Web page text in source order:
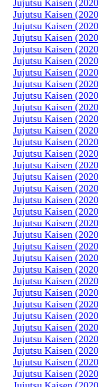
Jujutsu Kaisen
Jujutsu Kaisen
Jujutsu Kaisen
Jujutsu Kaisen
Jujutsu Kaisen
Jujutsu Kaisen
Jujutsu Kaisen
Jujutsu Kaisen
Jujutsu Kaisen
Jujutsu Kaisen
Jujutsu Kaisen
Jujutsu Kaisen
Jujutsu Kaisen
Jujutsu Kaisen
Jujutsu Kaisen
Jujutsu Kaisen
Jujutsu Kaisen
Jujutsu Kaisen
Jujutsu Kaisen
Jujutsu Kaisen
Jujutsu Kaisen
Jujutsu Kaisen
Jujutsu Kaisen
Jujutsu Kaisen
Jujutsu Kaisen
Jujutsu Kaisen
Jujutsu Kaisen
Jujutsu Kaisen
Jujutsu Kaisen
Jujutsu Kaisen
Jujutsu Kaisen
Jujutsu Kaisen
Jujutsu Kaisen